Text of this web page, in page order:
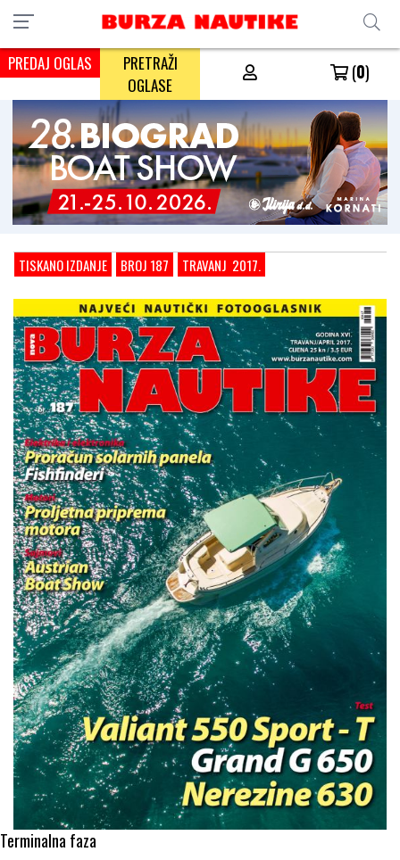
PREDAJ OGLAS
PRETRAŽI
OGLASE
(0)
TISKANO IZDANJE BROJ 187 TRAVANJ 2017.
Terminalna faza